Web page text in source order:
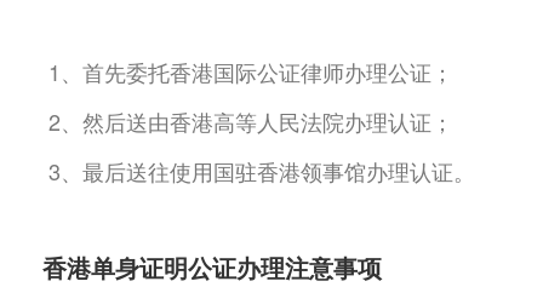
1、首先委托香港国际公证律师办理公证；
2、然后送由香港高等人民法院办理认证；
3、最后送往使用国驻香港领事馆办理认证。
香港单身证明公证办理注意事项